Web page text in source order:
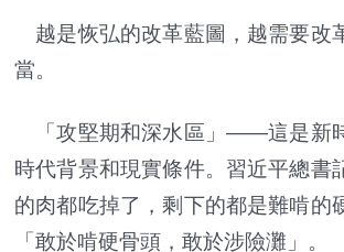
越是恢弘的改革藍圖，越需要改
當。
「攻堅期和深水區」——這是新
時代背景和現實條件。習近平總書
的肉都吃掉了，剩下的都是難啃的
「敢於啃硬骨頭，敢於涉險灘」。